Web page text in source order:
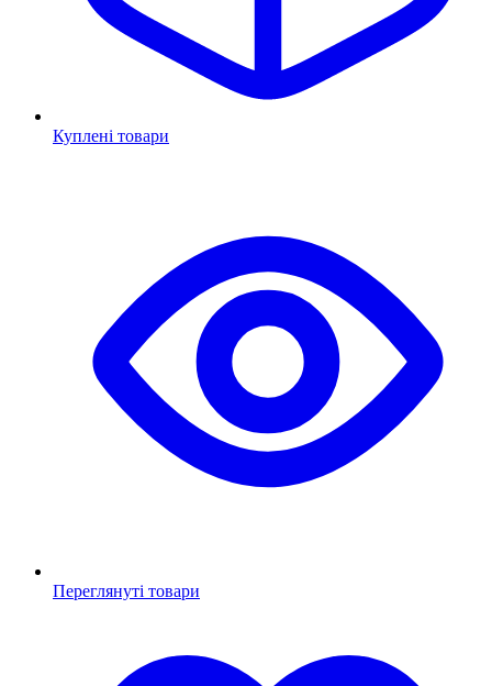
Куплені товари
Переглянуті товари